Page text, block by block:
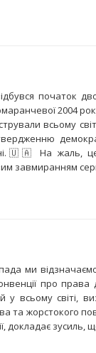
початок
2004 року
всьому
На жаль,
завмиранням
ми
про
у всьому світі,
та жорстокого
докладає зусиль,